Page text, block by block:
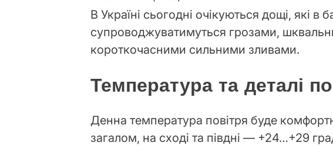
В Україні сьогодні очікуються дощі, які в
супроводжуватимуться грозами,
короткочасними сильними зливами.
Температура та деталі
Денна температура повітря буде
загалом, на сході та півдні — +24…+29